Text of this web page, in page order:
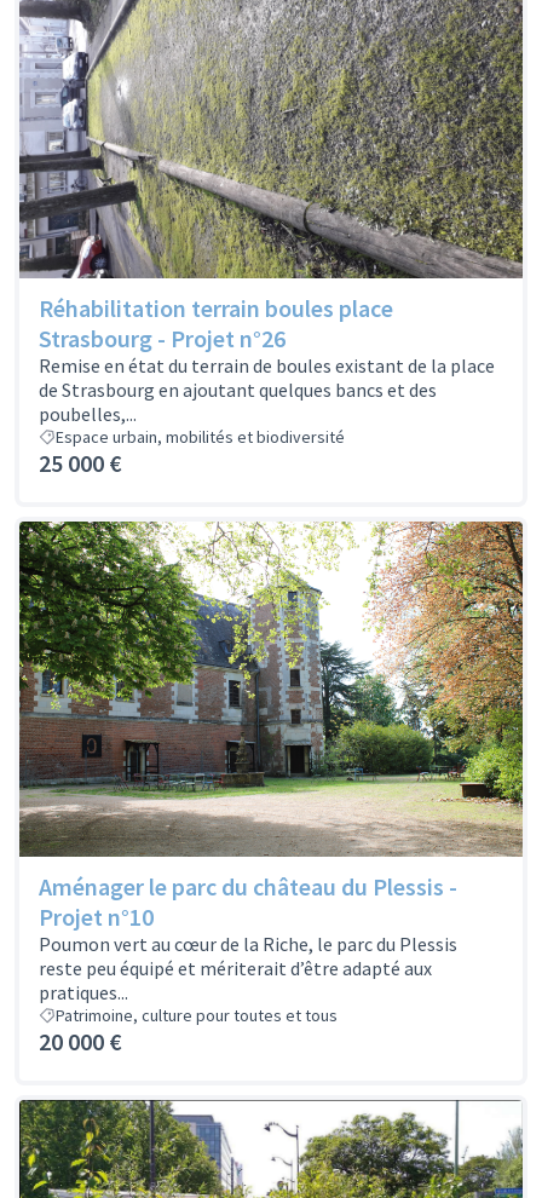
Réhabilitation terrain boules place
Strasbourg - Projet n°26
Remise en état du terrain de boules existant de la place
de Strasbourg en ajoutant quelques bancs et des
poubelles,...
Espace urbain, mobilités et biodiversité
25 000 €
Aménager le parc du château du Plessis -
Projet n°10
Poumon vert au cœur de la Riche, le parc du Plessis
reste peu équipé et mériterait d’être adapté aux
pratiques...
Patrimoine, culture pour toutes et tous
20 000 €